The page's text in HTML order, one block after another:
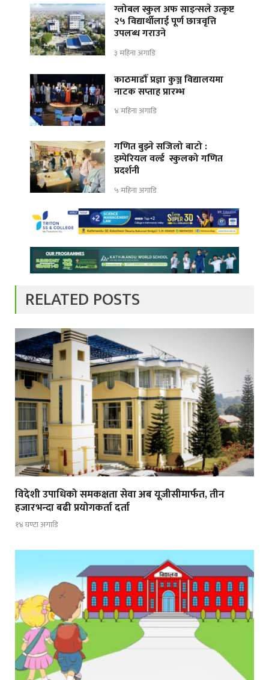
ग्लोबल स्कुल अफ साइन्सले उत्कृष्ट
२५ विद्यार्थीलाई पूर्ण छात्रवृत्ति
उपलब्ध गराउने
३ महिना अगाडि
काठमाडौँ प्रज्ञा कुञ्ज विद्यालयमा
नाटक सप्ताह प्रारम्भ
४ महिना अगाडि
गणित बुझ्ने सजिलो बाटो :
इम्पेरियल वर्ल्ड स्कुलको गणित
प्रदर्शनी
५ महिना अगाडि
RELATED POSTS
विदेशी उपाधिको समकक्षता सेवा अब यूजीसीमार्फत, तीन
हजारभन्दा बढी प्रयोगकर्ता दर्ता
१४ घण्टा अगाडि